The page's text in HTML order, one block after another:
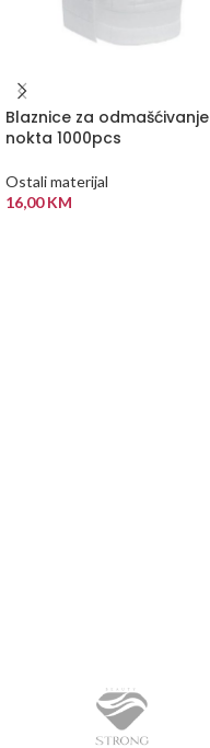
Blaznice za odmašćivanje
nokta 1000pcs
Ostali materijal
16,00KM